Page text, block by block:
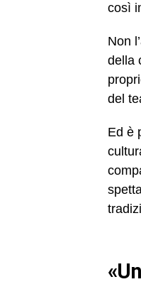
così
Non
della
del
Ed è